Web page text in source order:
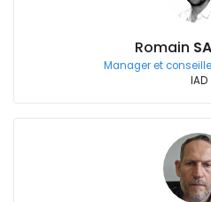
Romain
Manager et
IAD